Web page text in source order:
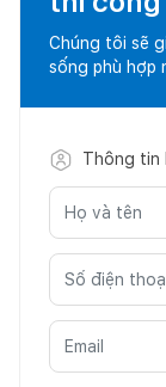
Chúng tôi sẽ
sống phù hợp
Thông tin